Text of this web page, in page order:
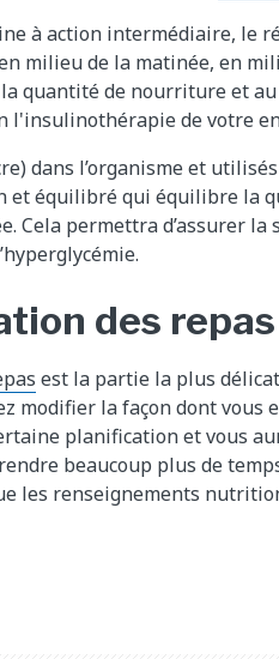
à action intermédiaire, le
milieu de la matinée, en
quantité de nourriture et
l'insulinothérapie de votre
dans l’organisme et
et équilibré qui équilibre la
Cela permettra d’assurer
des repas
est la partie la plus
modifier la façon dont vous
planification et vous
beaucoup plus de
les renseignements